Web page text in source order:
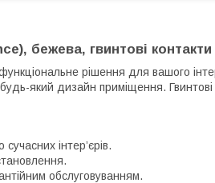
бежева, гвинтові контакти
рішення для вашого
який дизайн приміщення. Гвинтові
інтер’єрів.
обслуговуванням.